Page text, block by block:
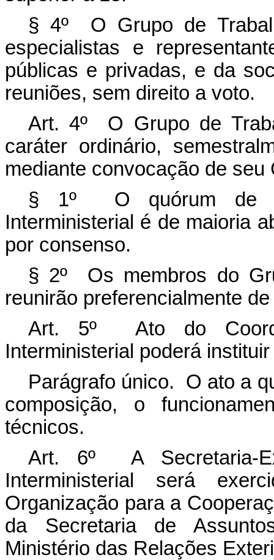
§ 4º O Grupo de
especialistas e
públicas e privadas, e da
reuniões, sem direito a voto.
Art. 4º O Grupo de
caráter ordinário,
mediante convocação de seu
§ 1º O quórum de
Interministerial é de maioria
por consenso.
§ 2º Os membros do
reunirão preferencialmente
Art. 5º Ato do
Interministerial poderá
Parágrafo único. O ato a
composição, o
técnicos.
Art. 6º A Secretaria-
Interministerial será
Organização para a
da Secretaria de
Ministério das Relações